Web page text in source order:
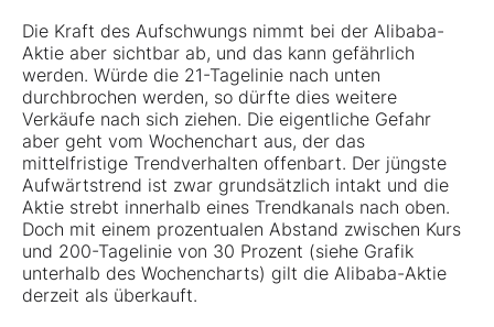
Die Kraft des Aufschwungs nimmt bei der Alibaba-
Aktie aber sichtbar ab, und das kann gefährlich
werden. Würde die 21-Tagelinie nach unten
durchbrochen werden, so dürfte dies weitere
Verkäufe nach sich ziehen. Die eigentliche Gefahr
aber geht vom Wochenchart aus, der das
mittelfristige Trendverhalten offenbart. Der jüngste
Aufwärtstrend ist zwar grundsätzlich intakt und die
Aktie strebt innerhalb eines Trendkanals nach oben.
Doch mit einem prozentualen Abstand zwischen Kurs
und 200-Tagelinie von 30 Prozent (siehe Grafik
unterhalb des Wochencharts) gilt die Alibaba-Aktie
derzeit als überkauft.